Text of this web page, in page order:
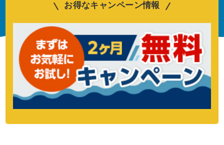
お得なキャンペーン情報